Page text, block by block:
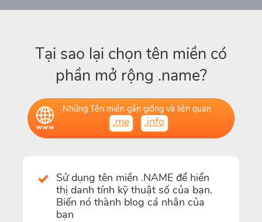
Tại sao lại chọn tên miền có
phần mở rộng .name?
Những Tên miền gần giống và liên quan
.me .info
Sử dụng tên miền .NAME để hiển
thị danh tính kỹ thuật số của bạn.
Biến nó thành blog cá nhân của
bạn